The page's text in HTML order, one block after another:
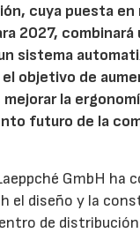
cuya puesta en
2027, combinará
sistema
objetivo de
la
futuro de la
GmbH ha
el diseño y la
de